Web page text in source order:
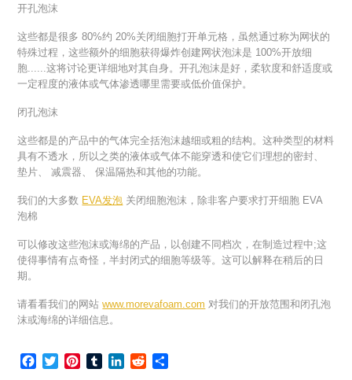
开孔泡沫
这些都是很多 80%约 20%关闭细胞打开单元格，虽然通过称为网状的
特殊过程，这些额外的细胞获得爆炸创建网状泡沫是 100%开放细
胞......这将讨论更详细地对其自身。开孔泡沫是好，柔软度和舒适度或
一定程度的液体或气体渗透哪里需要或低价值保护。
闭孔泡沫
这些都是的产品中的气体完全括泡沫越细或粗的结构。这种类型的材料
具有不透水，所以之类的液体或气体不能穿透和使它们理想的密封、
垫片、 减震器、 保温隔热和其他的功能。
我们的大多数 EVA发泡 关闭细胞泡沫，除非客户要求打开细胞 EVA
泡棉
可以修改这些泡沫或海绵的产品，以创建不同档次，在制造过程中;这
使得事情有点奇怪，半封闭式的细胞等级等。这可以解释在稍后的日
期。
请看看我们的网站www.morevafoam.com 对我们的开放范围和闭孔泡
沫或海绵的详细信息。
Facebook
TwitterPinterestTumblrLinkedInReddit